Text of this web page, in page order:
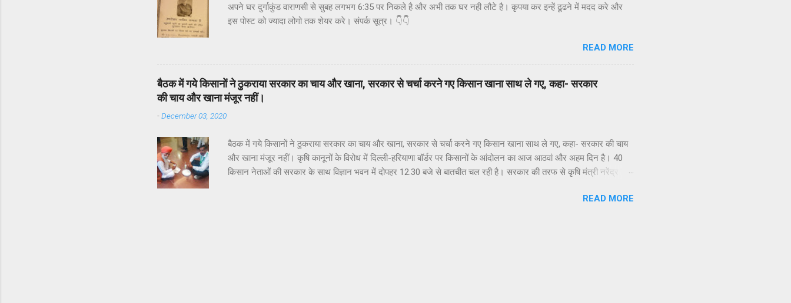
अपने घर दुर्गाकुंड वाराणसी से सुबह लगभग 6:35 पर निकले है और अभी तक घर नही लौटे है। कृपया कर इन्हें ढूढने में मदद करे और
इस पोस्ट को ज्यादा लोगो तक शेयर करे। संपर्क सूत्र। 👇👇
READ MORE
बैठक में गये किसानों ने ठुकराया सरकार का चाय और खाना, सरकार से चर्चा करने गए किसान खाना साथ ले गए, कहा- सरकार
की चाय और खाना मंजूर नहीं।
-December 03, 2020
बैठक में गये किसानों ने ठुकराया सरकार का चाय और खाना, सरकार से चर्चा करने गए किसान खाना साथ ले गए, कहा- सरकार की चाय
और खाना मंजूर नहीं। कृषि कानूनों के विरोध में दिल्ली-हरियाणा बॉर्डर पर किसानों के आंदोलन का आज आठवां और अहम दिन है। 40
किसान नेताओं की सरकार के साथ विज्ञान भवन में दोपहर 12.30 बजे से बातचीत चल रही है। सरकार की तरफ से कृषि मंत्री नरेंद्र सिंह
थे, वही खाया। उन्होंने कहा कि सरकार का खाना या चाय मंजूर नहीं इससे पहले 1 दिसंबर की मीटिंग में भी किसानों को सरकार की तरफ
READ MORE